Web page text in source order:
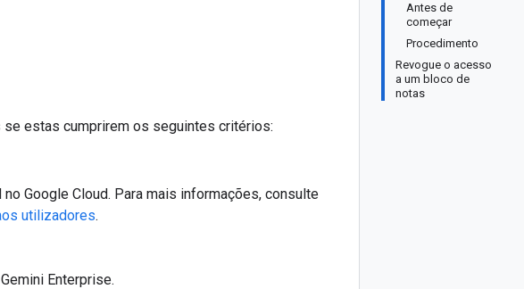
Antes de
começar
Procedimento
Revogue o acesso
a um bloco de
notas
estas cumprirem os seguintes critérios:
Google Cloud. Para mais informações, consulte
utilizadores.
Enterprise.